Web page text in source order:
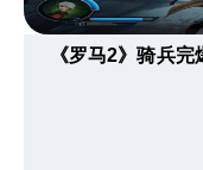
《罗马2》骑兵